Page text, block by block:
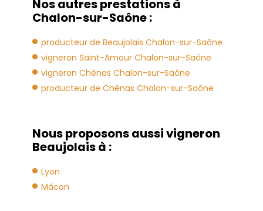
Nos autres prestations à
Chalon-sur-Saône :
producteur de Beaujolais Chalon-sur-Saône
vigneron Saint-Amour Chalon-sur-Saône
vigneron Chénas Chalon-sur-Saône
producteur de Chénas Chalon-sur-Saône
Nous proposons aussi vigneron
Beaujolais à :
Lyon
Mâcon